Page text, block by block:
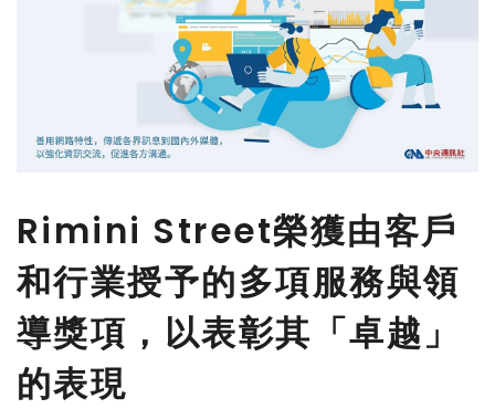
Rimini Street榮獲由客戶
和行業授予的多項服務與領
導獎項，以表彰其「卓越」
的表現